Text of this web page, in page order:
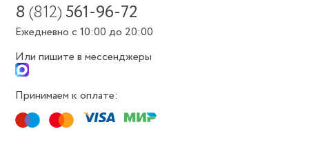
8(812) 561-96-72
Ежедневно с 10:00 до 20:00
Или пишите в мессенджеры
Принимаем к оплате: